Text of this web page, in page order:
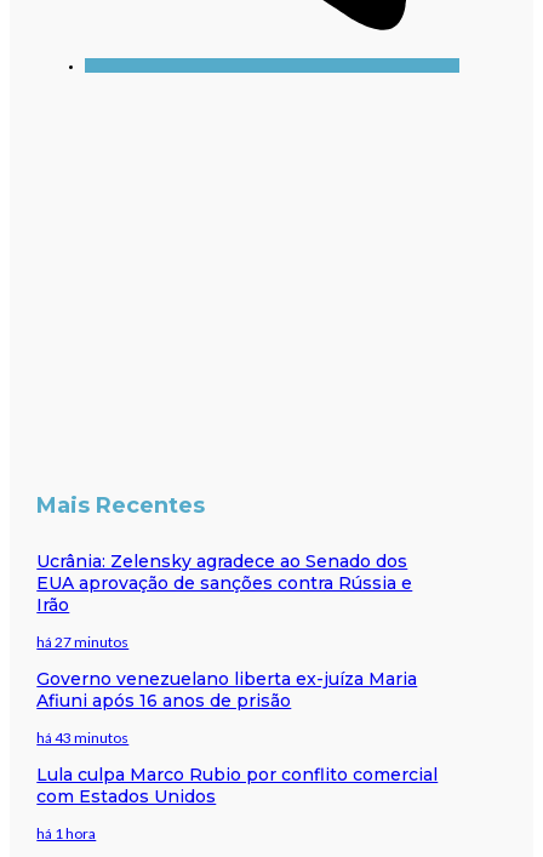
Mais Recentes
Ucrânia: Zelensky agradece ao Senado dos
EUA aprovação de sanções contra Rússia e
Irão
há 27 minutos
Governo venezuelano liberta ex-juíza Maria
Afiuni após 16 anos de prisão
há 43 minutos
Lula culpa Marco Rubio por conflito comercial
com Estados Unidos
há 1 hora